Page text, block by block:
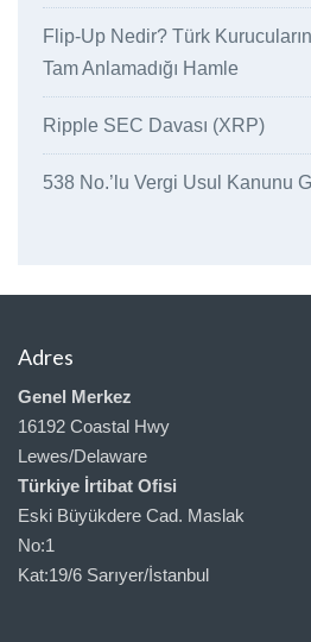
Flip-Up Nedir? Türk
Tam Anlamadığı Hamle
Ripple SEC Davası (XRP)
538 No.’lu Vergi Usul Kanunu
Adres
Genel Merkez
16192 Coastal Hwy
Lewes/Delaware
Türkiye İrtibat Ofisi
Eski Büyükdere Cad. Maslak
No:1
Kat:19/6 Sarıyer/İstanbul